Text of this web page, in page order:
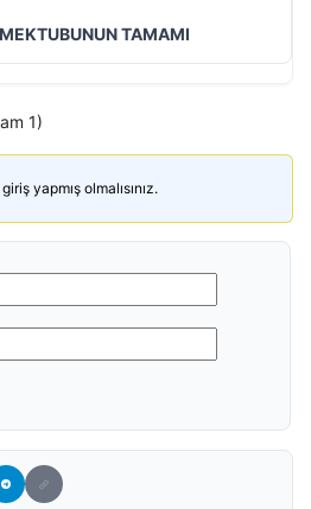
TAMAMI
1)
yapmış olmalısınız.